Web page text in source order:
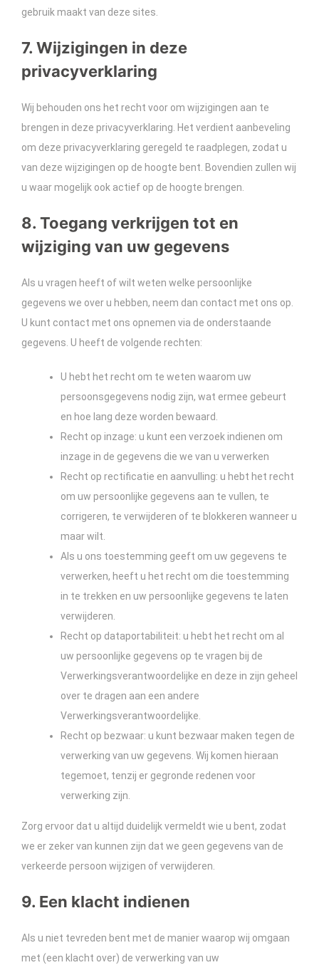
gebruik maakt van deze sites.
7. Wijzigingen in deze
privacyverklaring
Wij behouden ons het recht voor om wijzigingen aan te
brengen in deze privacyverklaring. Het verdient aanbeveling
om deze privacyverklaring geregeld te raadplegen, zodat u
van deze wijzigingen op de hoogte bent. Bovendien zullen wij
u waar mogelijk ook actief op de hoogte brengen.
8. Toegang verkrijgen tot en
wijziging van uw gegevens
Als u vragen heeft of wilt weten welke persoonlijke
gegevens we over u hebben, neem dan contact met ons op.
U kunt contact met ons opnemen via de onderstaande
gegevens. U heeft de volgende rechten:
U hebt het recht om te weten waarom uw
persoonsgegevens nodig zijn, wat ermee gebeurt
en hoe lang deze worden bewaard.
Recht op inzage: u kunt een verzoek indienen om
inzage in de gegevens die we van u verwerken
Recht op rectificatie en aanvulling: u hebt het recht
om uw persoonlijke gegevens aan te vullen, te
corrigeren, te verwijderen of te blokkeren wanneer u
maar wilt.
Als u ons toestemming geeft om uw gegevens te
verwerken, heeft u het recht om die toestemming
in te trekken en uw persoonlijke gegevens te laten
verwijderen.
Recht op dataportabiliteit: u hebt het recht om al
uw persoonlijke gegevens op te vragen bij de
Verwerkingsverantwoordelijke en deze in zijn geheel
over te dragen aan een andere
Verwerkingsverantwoordelijke.
Recht op bezwaar: u kunt bezwaar maken tegen de
verwerking van uw gegevens. Wij komen hieraan
tegemoet, tenzij er gegronde redenen voor
verwerking zijn.
Zorg ervoor dat u altijd duidelijk vermeldt wie u bent, zodat
we er zeker van kunnen zijn dat we geen gegevens van de
verkeerde persoon wijzigen of verwijderen.
9. Een klacht indienen
Als u niet tevreden bent met de manier waarop wij omgaan
met (een klacht over) de verwerking van uw